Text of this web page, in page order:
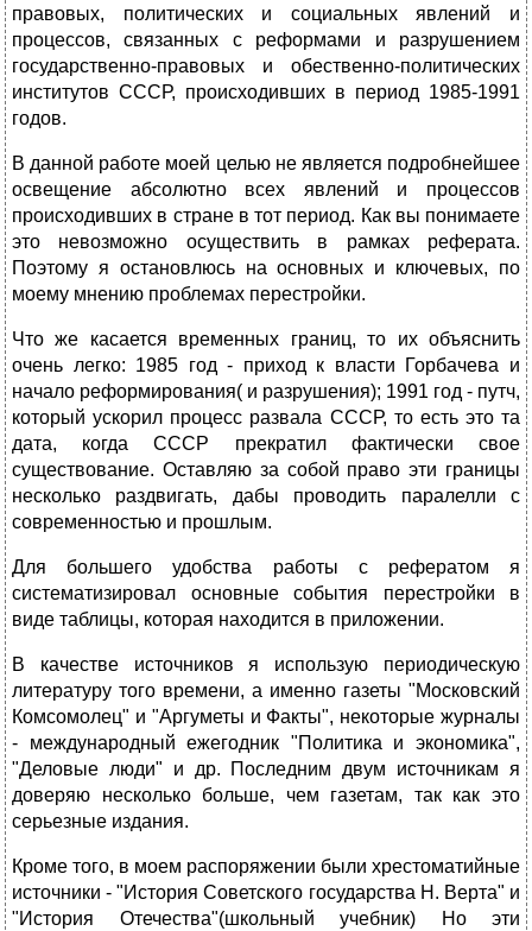
правовых, политических и социальных явлений и
процессов, связанных с реформами и разрушением
государственно-правовых и обественно-политических
институтов СССР, происходивших в период 1985-1991
годов.
В данной работе моей целью не является подробнейшее
освещение абсолютно всех явлений и процессов
происходивших в стране в тот период. Как вы понимаете
это невозможно осуществить в рамках реферата.
Поэтому я остановлюсь на основных и ключевых, по
моему мнению проблемах перестройки.
Что же касается временных границ, то их объяснить
очень легко: 1985 год - приход к власти Горбачева и
начало реформирования( и разрушения); 1991 год - путч,
который ускорил процесс развала СССР, то есть это та
дата, когда СССР прекратил фактически свое
существование. Оставляю за собой право эти границы
несколько раздвигать, дабы проводить паралелли с
современностью и прошлым.
Для большего удобства работы с рефератом я
систематизировал основные события перестройки в
виде таблицы, которая находится в приложении.
В качестве источников я использую периодическую
литературу того времени, а именно газеты "Московский
Комсомолец" и "Аргуметы и Факты", некоторые журналы
- международный ежегодник "Политика и экономика",
"Деловые люди" и др. Последним двум источникам я
доверяю несколько больше, чем газетам, так как это
серьезные издания.
Кроме того, в моем распоряжении были хрестоматийные
источники - "История Советского государства Н. Верта" и
"История Отечества"(школьный учебник) Но эти